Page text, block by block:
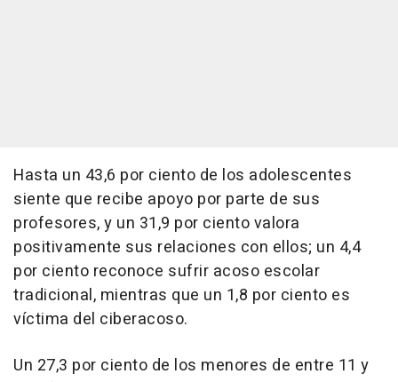
Hasta un 43,6 por ciento de los adolescentes
siente que recibe apoyo por parte de sus
profesores, y un 31,9 por ciento valora
positivamente sus relaciones con ellos; un 4,4
por ciento reconoce sufrir acoso escolar
tradicional, mientras que un 1,8 por ciento es
víctima del ciberacoso.
Un 27,3 por ciento de los menores de entre 11 y